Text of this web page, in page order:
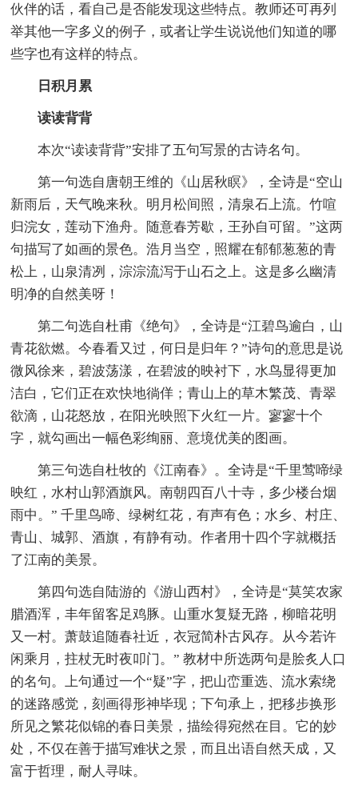
伙伴的话，看自己是否能发现这些特点。教师还可再列
举其他一字多义的例子，或者让学生说说他们知道的哪
些字也有这样的特点。
日积月累
读读背背
本次“读读背背”安排了五句写景的古诗名句。
第一句选自唐朝王维的《山居秋瞑》，全诗是“空山
新雨后，天气晚来秋。明月松间照，清泉石上流。竹喧
归浣女，莲动下渔舟。随意春芳歇，王孙自可留。”这两
句描写了如画的景色。浩月当空，照耀在郁郁葱葱的青
松上，山泉清冽，淙淙流泻于山石之上。这是多么幽清
明净的自然美呀！
第二句选自杜甫《绝句》，全诗是“江碧鸟逾白，山
青花欲燃。今春看又过，何日是归年？”诗句的意思是说
微风徐来，碧波荡漾，在碧波的映衬下，水鸟显得更加
洁白，它们正在欢快地徜佯；青山上的草木繁茂、青翠
欲滴，山花怒放，在阳光映照下火红一片。寥寥十个
字，就勾画出一幅色彩绚丽、意境优美的图画。
第三句选自杜牧的《江南春》。全诗是“千里莺啼绿
映红，水村山郭酒旗风。南朝四百八十寺，多少楼台烟
雨中。” 千里鸟啼、绿树红花，有声有色；水乡、村庄、
青山、城郭、酒旗，有静有动。作者用十四个字就概括
了江南的美景。
第四句选自陆游的《游山西村》，全诗是“莫笑农家
腊酒浑，丰年留客足鸡豚。山重水复疑无路，柳暗花明
又一村。萧鼓追随春社近，衣冠简朴古风存。从今若许
闲乘月，拄杖无时夜叩门。” 教材中所选两句是脍炙人口
的名句。上句通过一个“疑”字，把山峦重选、流水索绕
的迷路感觉，刻画得形神毕现；下句承上，把移步换形
所见之繁花似锦的春日美景，描绘得宛然在目。它的妙
处，不仅在善于描写难状之景，而且出语自然天成，又
富于哲理，耐人寻味。